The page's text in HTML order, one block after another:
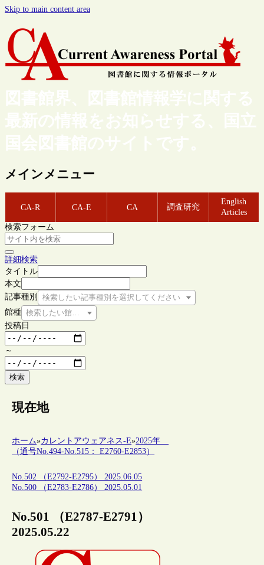
Skip to main content area
図書館界、図書館情報学に関する
最新の情報をお知らせする、国立
国会図書館のサイトです。
メインメニュー
CA-R CA-E CA 調査研究
English
Articles
検索フォーム
詳細検索
タイトル
本文
記事種別
検索したい記事種別を選択してください
館種 検索したい館種を選択してください
投稿日
～
検索
現在地
ホーム»カレントアウェアネス-E»2025年
（通号No.494-No.515： E2760-E2853）
No.502 （E2792-E2795） 2025.06.05
No.500 （E2783-E2786） 2025.05.01
No.501 （E2787-E2791）
2025.05.22